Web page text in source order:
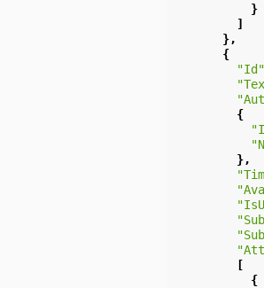
}
]
},
{
"Id"
{
},
[
{